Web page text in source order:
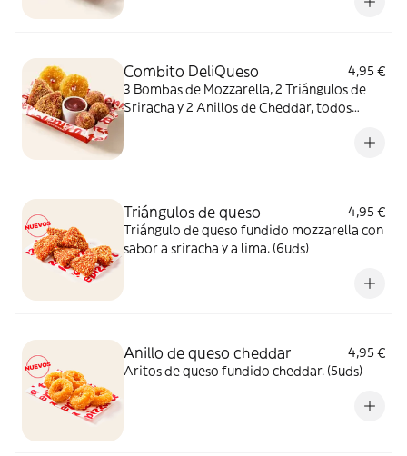
Combito DeliQueso
4,95 €
3 Bombas de Mozzarella, 2 Triángulos de
Sriracha y 2 Anillos de Cheddar, todos
Triángulos de queso
4,95 €
Triángulo de queso fundido mozzarella con
sabor a sriracha y a lima. (6uds)
Anillo de queso cheddar
4,95 €
Aritos de queso fundido cheddar. (5uds)